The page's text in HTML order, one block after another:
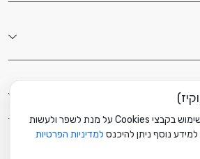
לידיעתך, האתר עושה שימוש בקבצי Cookies על מנת לשפר ולעשות
למידע נוסף ניתן להיכנס למדיניות הפרטיות